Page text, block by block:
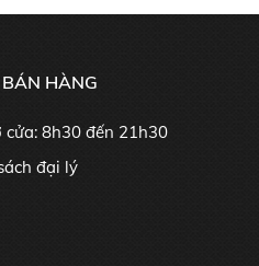
HÀNG
cửa: 8h30 đến 21h30
đại lý